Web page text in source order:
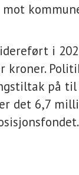
i
kroner.
på til
det 6,7